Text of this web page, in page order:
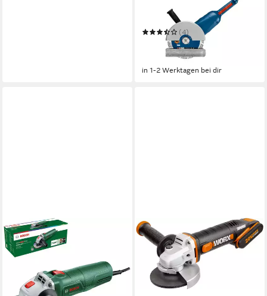
Winkelschleifer GWS 22-230
(4)
139,00 € UVP 204,68 €
in 1-2 Werktagen bei dir